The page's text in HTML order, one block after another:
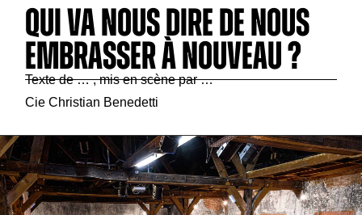
QUI VA NOUS DIRE DE NOUS
EMBRASSER À NOUVEAU ?
Texte de … , mis en scène par …
Cie Christian Benedetti